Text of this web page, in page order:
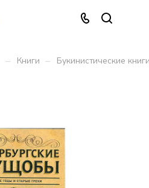
– Книги – Букинистические